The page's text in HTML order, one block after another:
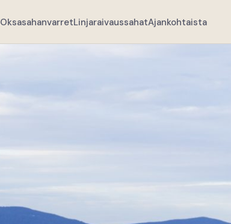
OksasahanvarretLinjaraivaussahatAjankohtaista